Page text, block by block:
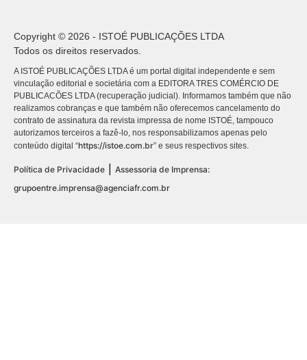
Copyright © 2026 - ISTOÉ PUBLICAÇÕES LTDA
Todos os direitos reservados.
A ISTOÉ PUBLICAÇÕES LTDA é um portal digital independente e sem
vinculação editorial e societária com a EDITORA TRES COMÉRCIO DE
PUBLICACÕES LTDA (recuperação judicial). Informamos também que não
realizamos cobranças e que também não oferecemos cancelamento do
contrato de assinatura da revista impressa de nome ISTOÉ, tampouco
autorizamos terceiros a fazê-lo, nos responsabilizamos apenas pelo
conteúdo digital “https://istoe.com.br” e seus respectivos sites.
Política de Privacidade | Assessoria de Imprensa:
grupoentre.imprensa@agenciafr.com.br